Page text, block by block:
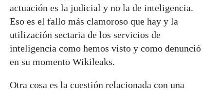
actuación es la judicial y no la de inteligencia.
Eso es el fallo más clamoroso que hay y la
utilización sectaria de los servicios de
inteligencia como hemos visto y como denunció
en su momento Wikileaks.
Otra cosa es la cuestión relacionada con una